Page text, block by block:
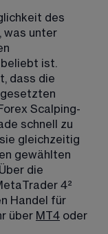
des
was unter
ist.
dass die
Scalping-
schnell zu
gleichzeitig
gewählten
die
4²
Handel für
über MT4 oder